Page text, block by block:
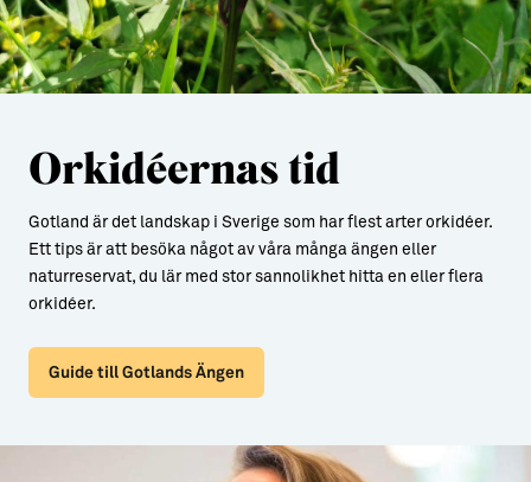
Orkidéernas tid
Gotland är det landskap i Sverige som har flest arter orkidéer.
Ett tips är att besöka något av våra många ängen eller
naturreservat, du lär med stor sannolikhet hitta en eller flera
orkidéer.
Guide till Gotlands Ängen